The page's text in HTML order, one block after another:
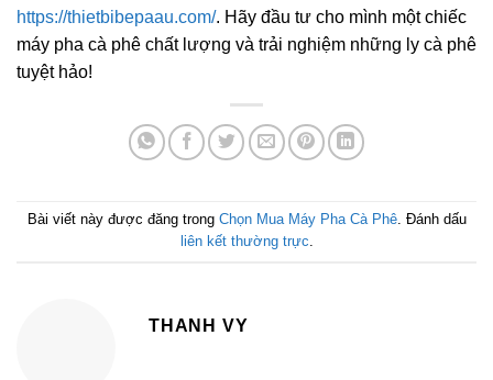
https://thietbibepaau.com/. Hãy đầu tư cho mình một chiếc
máy pha cà phê chất lượng và trải nghiệm những ly cà phê
tuyệt hảo!
Bài viết này được đăng trong Chọn Mua Máy Pha Cà Phê. Đánh dấu
liên kết thường trực.
THANH VY